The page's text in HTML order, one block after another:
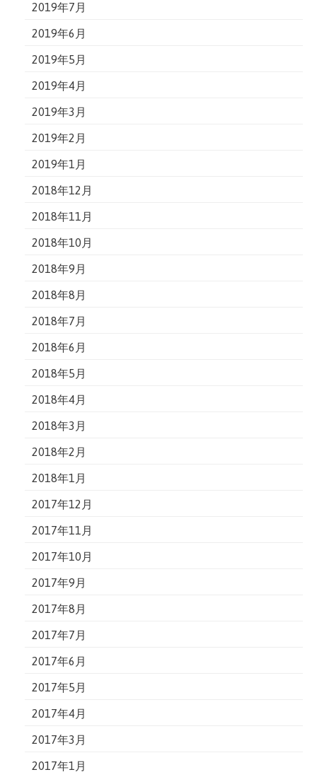
2019年7月
2019年6月
2019年5月
2019年4月
2019年3月
2019年2月
2019年1月
2018年12月
2018年11月
2018年10月
2018年9月
2018年8月
2018年7月
2018年6月
2018年5月
2018年4月
2018年3月
2018年2月
2018年1月
2017年12月
2017年11月
2017年10月
2017年9月
2017年8月
2017年7月
2017年6月
2017年5月
2017年4月
2017年3月
2017年1月